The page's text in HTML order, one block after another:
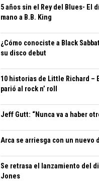
5 años sin el Rey del Blues- El
mano a B.B. King
¿Cómo conociste a Black
su disco debut
10 historias de Little Richard –
parió al rock n’ roll
Jeff Gutt: “Nunca va a haber
Arca se arriesga con un nuevo
Se retrasa el lanzamiento del
Jones